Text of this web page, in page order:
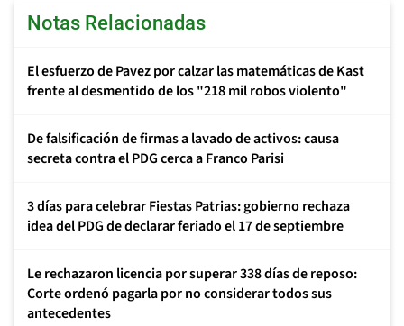
Notas Relacionadas
El esfuerzo de Pavez por calzar las matemáticas de Kast
frente al desmentido de los "218 mil robos violento"
De falsificación de firmas a lavado de activos: causa
secreta contra el PDG cerca a Franco Parisi
3 días para celebrar Fiestas Patrias: gobierno rechaza
idea del PDG de declarar feriado el 17 de septiembre
Le rechazaron licencia por superar 338 días de reposo:
Corte ordenó pagarla por no considerar todos sus
antecedentes